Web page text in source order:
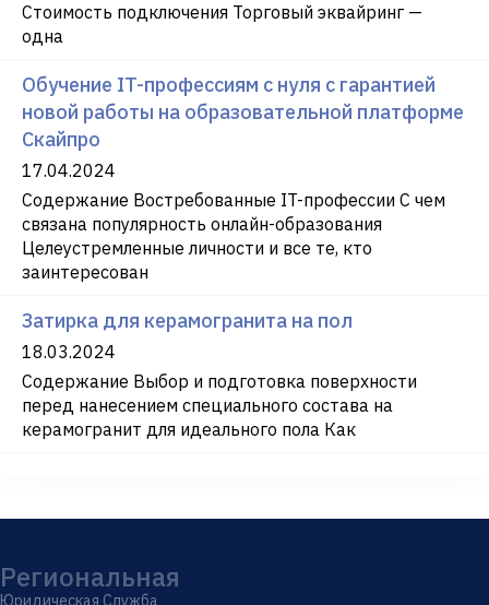
Стоимость подключения Торговый эквайринг —
одна
Обучение IT-профессиям с нуля с гарантией
новой работы на образовательной платформе
Скайпро
17.04.2024
Содержание Востребованные IT-профессии С чем
связана популярность онлайн-образования
Целеустремленные личности и все те, кто
заинтересован
Затирка для керамогранита на пол
18.03.2024
Содержание Выбор и подготовка поверхности
перед нанесением специального состава на
керамогранит для идеального пола Как
Региональная
Юридическая Служба